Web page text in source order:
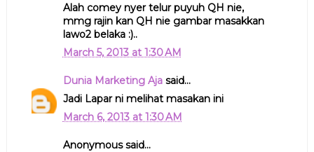
Alah comey nyer telur puyuh QH nie,
mmg rajin kan QH nie gambar masakkan
lawo2 belaka :)..
March 5, 2013 at 1:30 AM
Dunia Marketing Ajasaid...
Jadi Lapar ni melihat masakan ini
March 6, 2013 at 1:30 AM
Anonymous said...